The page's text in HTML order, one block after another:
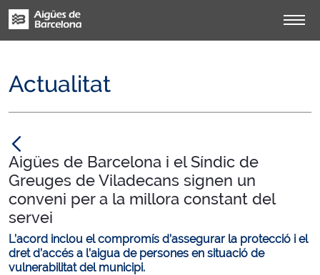
Actualitat
Aigües de Barcelona i el Síndic de
Greuges de Viladecans signen un
conveni per a la millora constant del
servei
L’acord inclou el compromís d’assegurar la protecció i el
dret d’accés a l’aigua de persones en situació de
vulnerabilitat del municipi.